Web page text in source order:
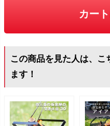
カー
この商品を見た人は、
ます！